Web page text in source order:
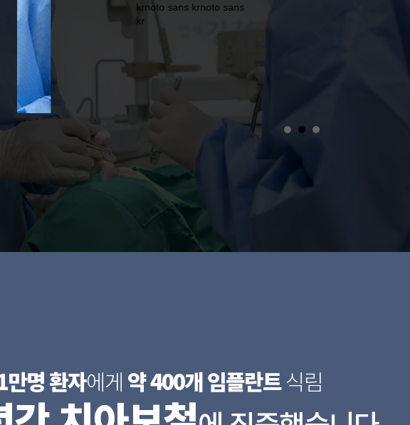
krnoto sans krnoto sans
만명 환자에게 약 400개 임플란트식림